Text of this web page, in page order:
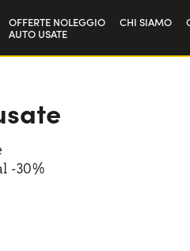
OFFERTE NOLEGGIO
AUTO USATE
CHI SIAMO
-30%